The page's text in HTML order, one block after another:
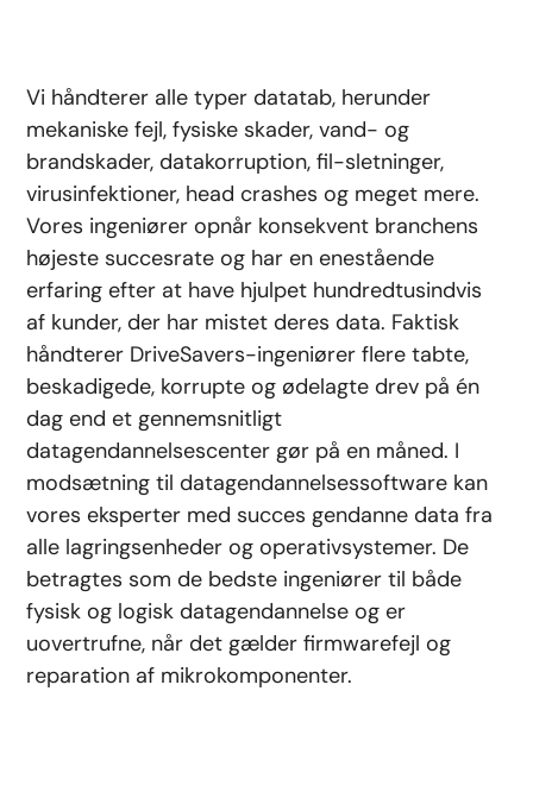
Vi håndterer alle typer datatab, herunder
mekaniske fejl, fysiske skader, vand- og
brandskader, datakorruption, fil-sletninger,
virusinfektioner, head crashes og meget mere.
Vores ingeniører opnår konsekvent branchens
højeste succesrate og har en enestående
erfaring efter at have hjulpet hundredtusindvis
af kunder, der har mistet deres data. Faktisk
håndterer DriveSavers-ingeniører flere tabte,
beskadigede, korrupte og ødelagte drev på én
dag end et gennemsnitligt
datagendannelsescenter gør på en måned. I
modsætning til datagendannelsessoftware kan
vores eksperter med succes gendanne data fra
alle lagringsenheder og operativsystemer. De
betragtes som de bedste ingeniører til både
fysisk og logisk datagendannelse og er
uovertrufne, når det gælder firmwarefejl og
reparation af mikrokomponenter.